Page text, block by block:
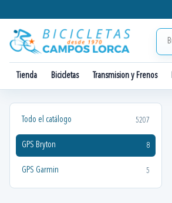
Tienda Bicicletas Transmision y Frenos
Todo el catálogo 5207
GPS Bryton 8
GPS Garmin 5